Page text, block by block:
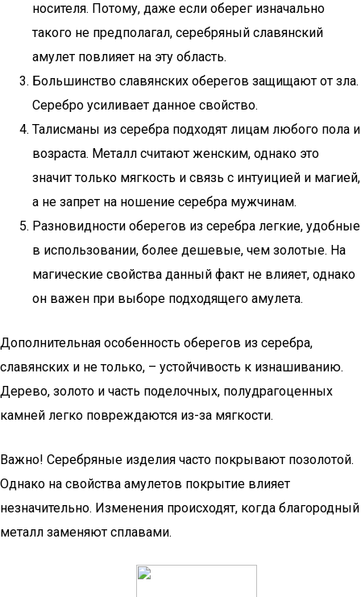
носителя. Потому, даже если оберег изначально
такого не предполагал, серебряный славянский
амулет повлияет на эту область.
Большинство славянских оберегов защищают от зла.
Серебро усиливает данное свойство.
Талисманы из серебра подходят лицам любого пола и
возраста. Металл считают женским, однако это
значит только мягкость и связь с интуицией и магией,
а не запрет на ношение серебра мужчинам.
Разновидности оберегов из серебра легкие, удобные
в использовании, более дешевые, чем золотые. На
магические свойства данный факт не влияет, однако
он важен при выборе подходящего амулета.
Дополнительная особенность оберегов из серебра,
славянских и не только, – устойчивость к изнашиванию.
Дерево, золото и часть поделочных, полудрагоценных
камней легко повреждаются из-за мягкости.
Важно! Серебряные изделия часто покрывают позолотой.
Однако на свойства амулетов покрытие влияет
незначительно. Изменения происходят, когда благородный
металл заменяют сплавами.